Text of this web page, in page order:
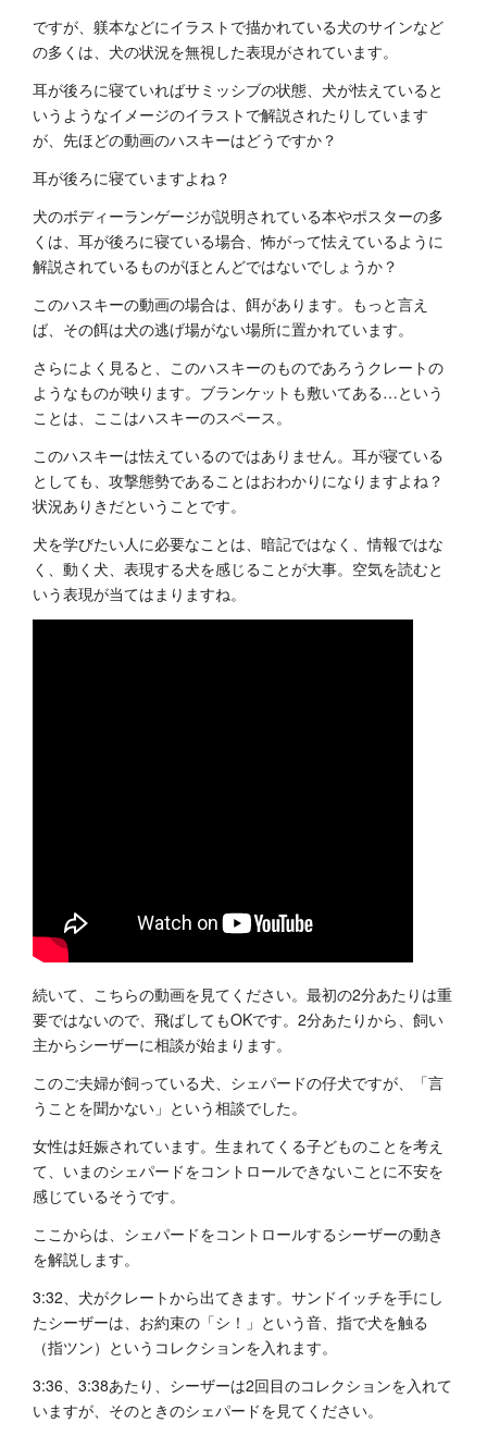
ですが、躾本などにイラストで描かれている犬のサインなど
の多くは、犬の状況を無視した表現がされています。
耳が後ろに寝ていればサミッシブの状態、犬が怯えていると
いうようなイメージのイラストで解説されたりしています
が、先ほどの動画のハスキーはどうですか？
耳が後ろに寝ていますよね？
犬のボディーランゲージが説明されている本やポスターの多
くは、耳が後ろに寝ている場合、怖がって怯えているように
解説されているものがほとんどではないでしょうか？
このハスキーの動画の場合は、餌があります。もっと言え
ば、その餌は犬の逃げ場がない場所に置かれています。
さらによく見ると、このハスキーのものであろうクレートの
ようなものが映ります。ブランケットも敷いてある…という
ことは、ここはハスキーのスペース。
このハスキーは怯えているのではありません。耳が寝ている
としても、攻撃態勢であることはおわかりになりますよね？
状況ありきだということです。
犬を学びたい人に必要なことは、暗記ではなく、情報ではな
く、動く犬、表現する犬を感じることが大事。空気を読むと
いう表現が当てはまりますね。
続いて、こちらの動画を見てください。最初の2分あたりは重
要ではないので、飛ばしてもOKです。2分あたりから、飼い
主からシーザーに相談が始まります。
このご夫婦が飼っている犬、シェパードの仔犬ですが、「言
うことを聞かない」という相談でした。
女性は妊娠されています。生まれてくる子どものことを考え
て、いまのシェパードをコントロールできないことに不安を
感じているそうです。
ここからは、シェパードをコントロールするシーザーの動き
を解説します。
3:32、犬がクレートから出てきます。サンドイッチを手にし
たシーザーは、お約束の「シ！」という音、指で犬を触る
（指ツン）というコレクションを入れます。
3:36、3:38あたり、シーザーは2回目のコレクションを入れて
いますが、そのときのシェパードを見てください。